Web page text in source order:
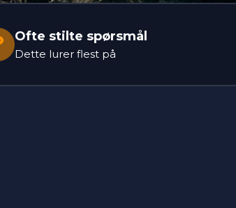
Ofte stilte spørsmål
Dette lurer flest på